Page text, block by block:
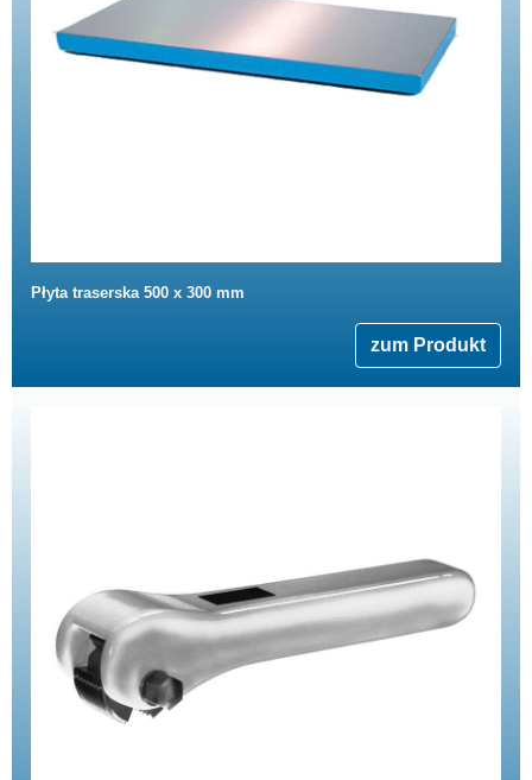
Płyta traserska 500 x 300 mm
zum Produkt